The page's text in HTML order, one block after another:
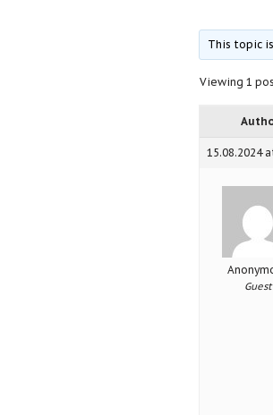
This topic
Viewing 1
15.08.2024
Guest